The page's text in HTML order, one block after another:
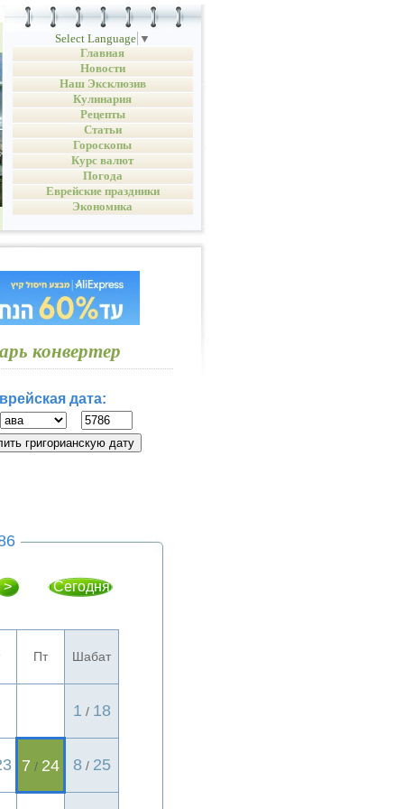
Select Language ▼
Главная
Новости
Наш Эксклюзив
Кулинария
Рецепты
Статьи
Гороскопы
Курс валют
Погода
Еврейские праздники
Экономика
конвертер